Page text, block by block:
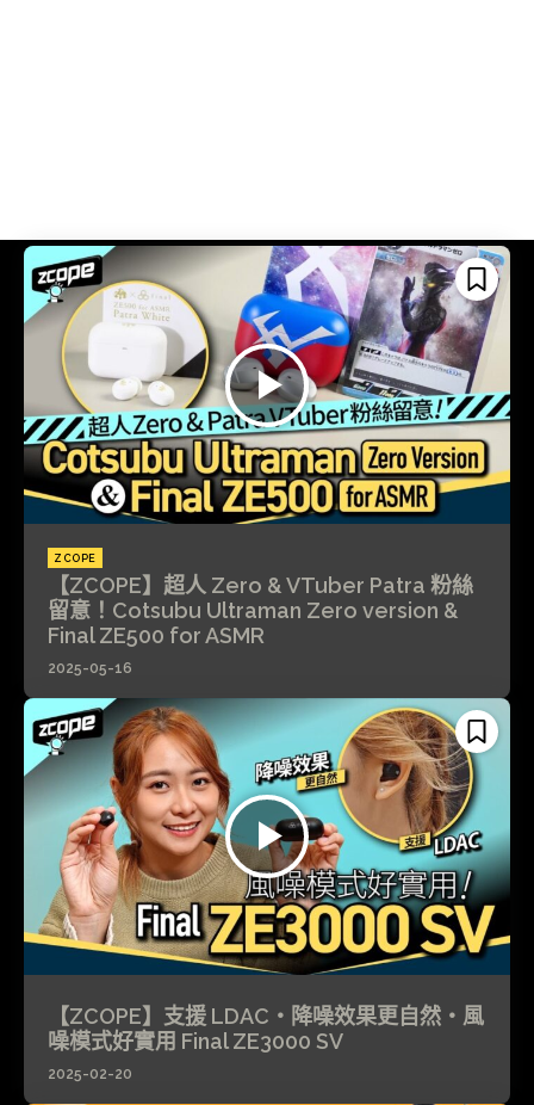
ZCOPE
【ZCOPE】超人 Zero & VTuber Patra 粉絲
留意！Cotsubu Ultraman Zero version &
Final ZE500 for ASMR
2025-05-16
【ZCOPE】支援 LDAC・降噪效果更自然・風
噪模式好實用 Final ZE3000 SV
2025-02-20